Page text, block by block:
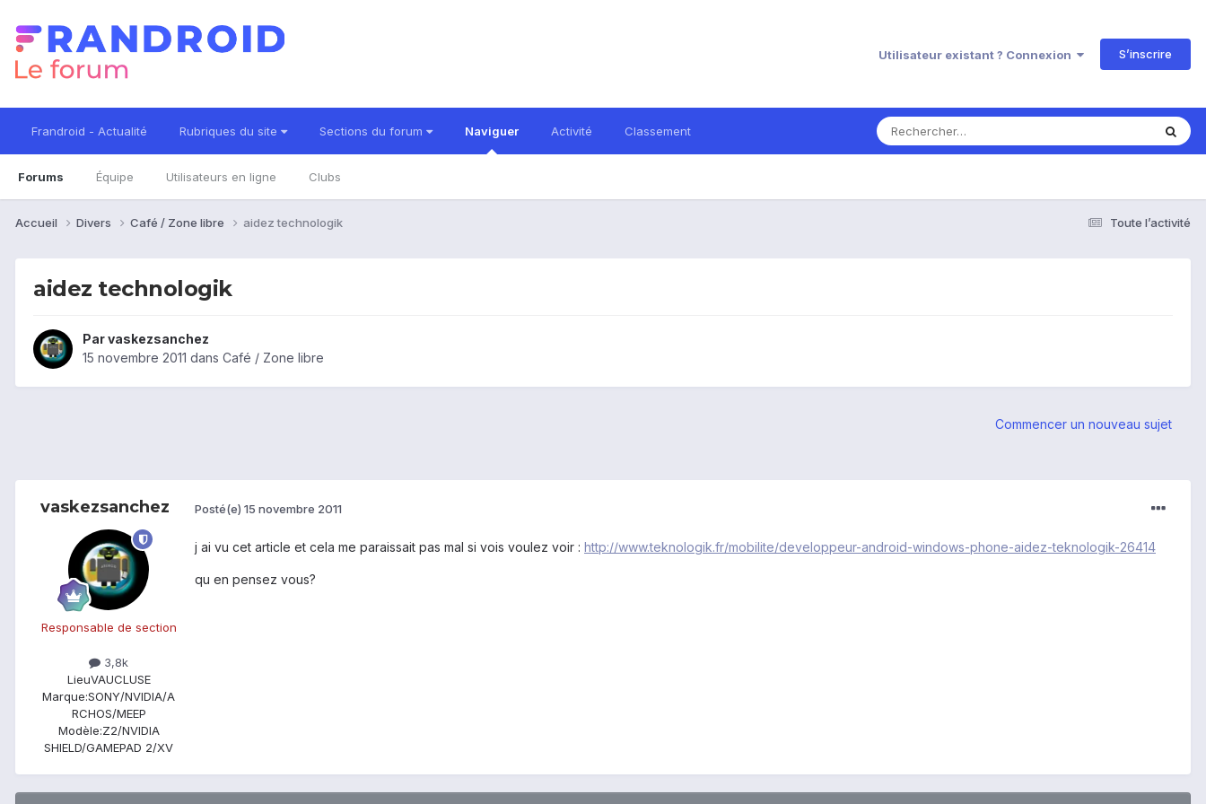
Utilisateur existant ? Connexion S’inscrire
Frandroid - Actualité Rubriques du site Sections du forum Naviguer
Forums Équipe Utilisateurs en ligne Clubs
Activité Classement
Toute l’activité
Accueil Divers Café / Zone libre aidez technologik
aidez technologik
Parvaskezsanchez
15 novembre 2011 dans Café / Zone libre
Commencer un nouveau sujet
vaskezsanchez
Responsable de section
3,8k
LieuVAUCLUSE
Marque:SONY/NVIDIA/A
RCHOS/MEEP
Modèle:Z2/NVIDIA
SHIELD/GAMEPAD 2/XV
Posté(e) 15 novembre 2011
j ai vu cet article et cela me paraissait pas mal si vois voulez voir : http://www.teknologik.fr/mobilite/developpeur-android-windows-phone-aidez-teknologik-26414
qu en pensez vous?